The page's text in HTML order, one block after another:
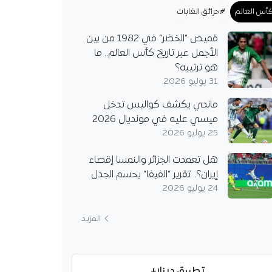
العالم #حرائق الغابات
قميص “الخضر” في 1982 من بين
الأجمل عبر تاريخ كأس العالم.. ما
هو ترتيبه؟
31 يوليو 2026
ماندي يكشف كواليس تدخل
ميسي عليه في مونديال 2026
25 يوليو 2026
هل تعمدت الجزائر والنمسا إقصاء
إيران؟.. تقرير “الفيفا” يحسم الجدل
24 يوليو 2026
المزيد